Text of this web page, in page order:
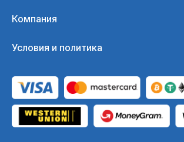
Компания
Условия и политика